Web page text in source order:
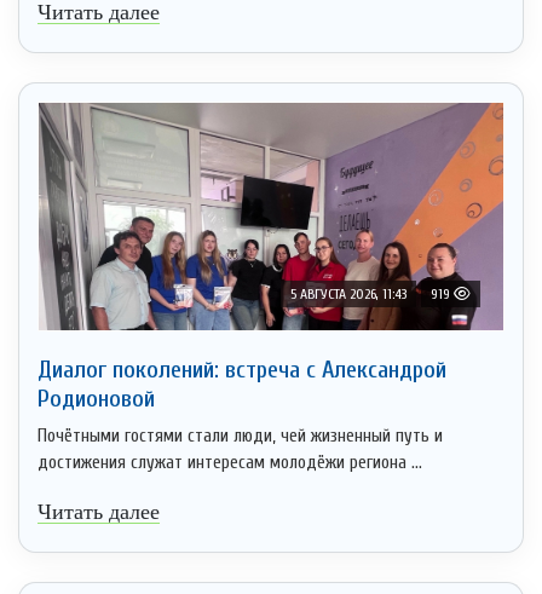
Читать далее
5 АВГУСТА 2026, 11:43 919
Диалог поколений: встреча с Александрой
Родионовой
Почётными гостями стали люди, чей жизненный путь и
достижения служат интересам молодёжи региона ...
Читать далее